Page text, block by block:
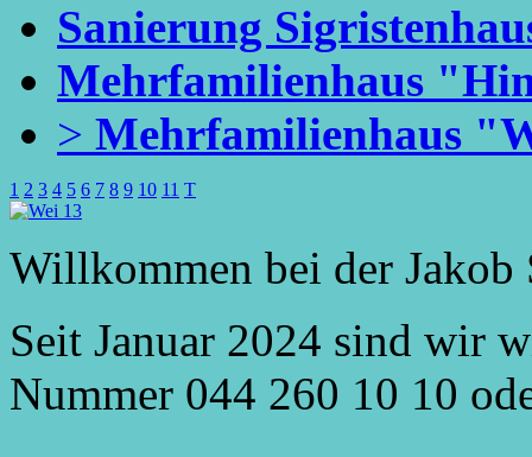
Sanierung
Mehrfamilienhaus
> Mehrfamilienhaus
1 2 3 4 5 6 7 8 9 10 11 T
Willkommen bei der
Seit Januar 2024 sind wir
Nummer 044 260 10 10